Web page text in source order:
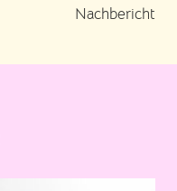
Nachbericht